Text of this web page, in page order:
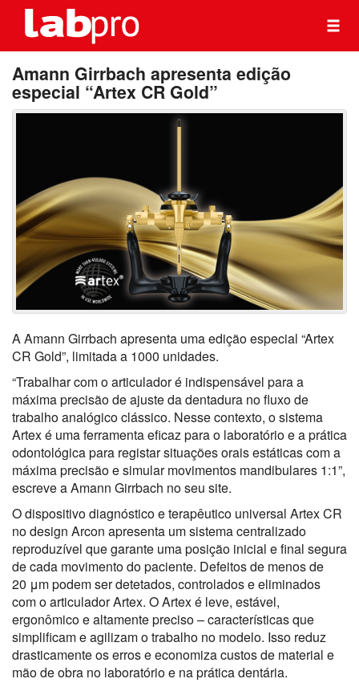
Amann Girrbach apresenta edição
especial “Artex CR Gold”
A Amann Girrbach apresenta uma edição especial “Artex
CR Gold”, limitada a 1000 unidades.
“Trabalhar com o articulador é indispensável para a
máxima precisão de ajuste da dentadura no fluxo de
trabalho analógico clássico. Nesse contexto, o sistema
Artex é uma ferramenta eficaz para o laboratório e a prática
odontológica para registar situações orais estáticas com a
máxima precisão e simular movimentos mandibulares 1:1”,
escreve a Amann Girrbach no seu site.
O dispositivo diagnóstico e terapêutico universal Artex CR
no design Arcon apresenta um sistema centralizado
reproduzível que garante uma posição inicial e final segura
de cada movimento do paciente. Defeitos de menos de
20 μm podem ser detetados, controlados e eliminados
com o articulador Artex. O Artex é leve, estável,
ergonômico e altamente preciso – características que
simplificam e agilizam o trabalho no modelo. Isso reduz
drasticamente os erros e economiza custos de material e
mão de obra no laboratório e na prática dentária.